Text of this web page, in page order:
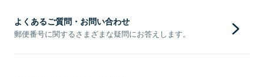
よくあるご質問・お問い合わせ
郵便番号に関するさまざまな疑問にお答えします。